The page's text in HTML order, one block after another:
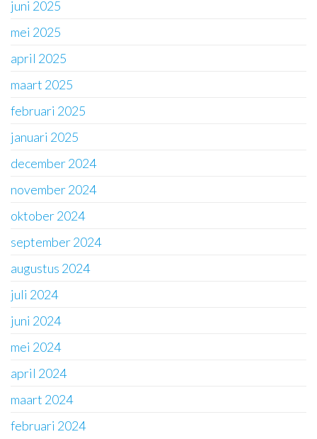
juni 2025
mei 2025
april 2025
maart 2025
februari 2025
januari 2025
december 2024
november 2024
oktober 2024
september 2024
augustus 2024
juli 2024
juni 2024
mei 2024
april 2024
maart 2024
februari 2024